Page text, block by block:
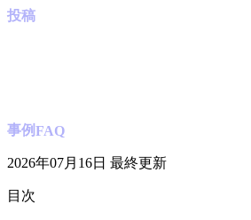
投稿
事例FAQ
2026年07月16日 最終更新
目次